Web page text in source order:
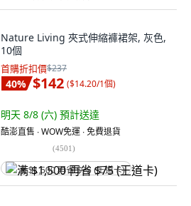
Nature Living 夾式伸縮褲裙架, 灰色,
10個
首購折扣價$237
40% $142 ($14.20/1個)
明天 8/8 (六) 預計送達
酷澎直售 ∙ WOW免運 ∙ 免費退貨
(4501)
满 $1,500 再省 $75 (王道卡)